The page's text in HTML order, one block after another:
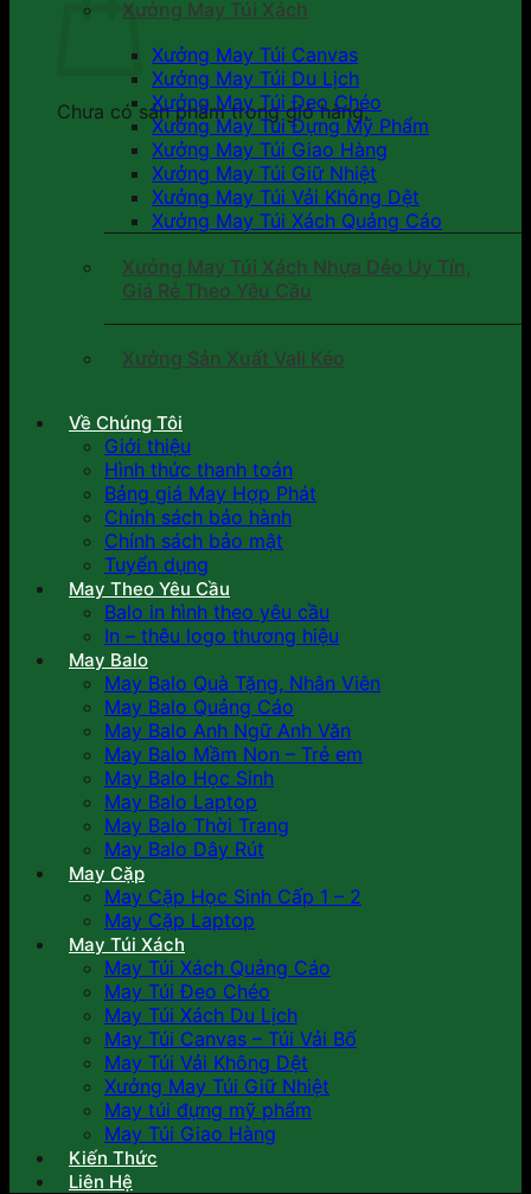
Chưa có sản phẩm trong giỏ hàng.
Xưởng May Túi Xách
Xưởng May Túi Canvas
Xưởng May Túi Du Lịch
Xưởng May Túi Đeo Chéo
Xưởng May Túi Đựng Mỹ Phẩm
Xưởng May Túi Giao Hàng
Xưởng May Túi Giữ Nhiệt
Xưởng May Túi Vải Không Dệt
Xưởng May Túi Xách Quảng Cáo
Xưởng May Túi Xách Nhựa Dẻo Uy Tín,
Giá Rẻ Theo Yêu Cầu
Xưởng Sản Xuất Vali Kéo
Về Chúng Tôi
Giới thiệu
Hình thức thanh toán
Bảng giá May Hợp Phát
Chính sách bảo hành
Chính sách bảo mật
Tuyển dụng
May Theo Yêu Cầu
Balo in hình theo yêu cầu
In – thêu logo thương hiệu
May Balo
May Balo Quà Tặng, Nhân Viên
May Balo Quảng Cáo
May Balo Anh Ngữ Anh Văn
May Balo Mầm Non – Trẻ em
May Balo Học Sinh
May Balo Laptop
May Balo Thời Trang
May Balo Dây Rút
May Cặp
May Cặp Học Sinh Cấp 1 – 2
May Cặp Laptop
May Túi Xách
May Túi Xách Quảng Cáo
May Túi Đeo Chéo
May Túi Xách Du Lịch
May Túi Canvas – Túi Vải Bố
May Túi Vải Không Dệt
Xưởng May Túi Giữ Nhiệt
May túi đựng mỹ phẩm
May Túi Giao Hàng
Kiến Thức
Liên Hệ